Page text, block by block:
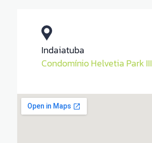
Indaiatuba
Condomínio Helvetia Park III